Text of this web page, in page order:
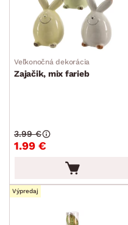
Veľkonočná dekorácia
Zajačik, mix farieb
1.99 €
3.99 €
Výpredaj